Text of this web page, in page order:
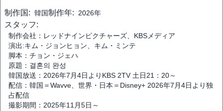
制作国: 韓国制作年: 2026年
スタッフ:
制作会社：レッドナインピクチャーズ、KBSメディア
演出:キム・ジョンヒョン、キム・ミンテ
脚本：チョン・ジェハ
原題：결혼의 완성
韓国放送：2026年7月4日よりKBS 2TV 土日21：20～
配信：韓国＝Wavve、世界・日本＝Disney+ 2026年7月4日より独
占配信
撮影期間：2025年11月5日～